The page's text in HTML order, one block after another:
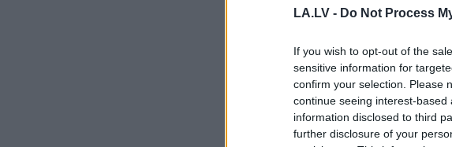
LA.LV - Do Not Process
If you wish to opt-out of the
sensitive information for
confirm your selection. Please
continue seeing interest-
information disclosed to third
further disclosure of your